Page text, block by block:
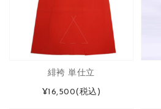
緋袴 単仕立
¥16,500(税込)